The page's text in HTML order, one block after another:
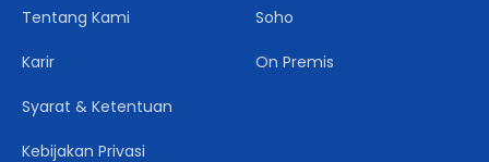
Tentang Kami
Karir
Syarat & Ketentuan
Kebijakan Privasi
Soho
On Premis